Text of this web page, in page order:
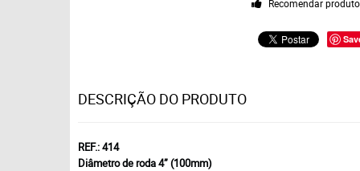
Recomendar produto
DESCRIÇÃO DO PRODUTO
REF.: 414
Diâmetro de roda 4” (100mm)